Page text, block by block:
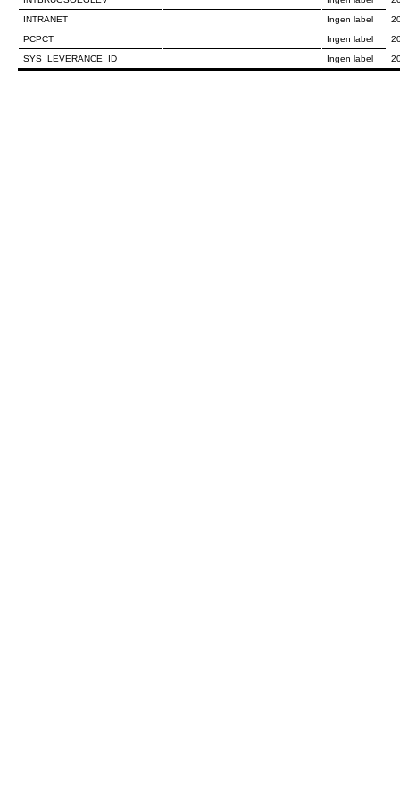
INTRANET
Ingen label
PCPCT
Ingen label
SYS_LEVERANCE_ID
Ingen label